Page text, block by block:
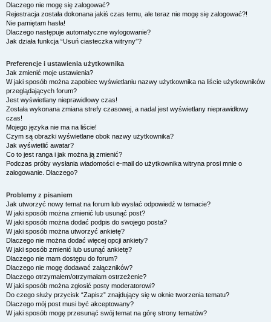
Dlaczego nie mogę się zalogować?
Rejestracja została dokonana jakiś czas temu, ale teraz nie mogę się zalogować?!
Nie pamiętam hasła!
Dlaczego następuje automatyczne wylogowanie?
Jak działa funkcja “Usuń ciasteczka witryny”?
Preferencje i ustawienia użytkownika
Jak zmienić moje ustawienia?
W jaki sposób można zapobiec wyświetlaniu nazwy użytkownika na liście użytkowników
przeglądających forum?
Jest wyświetlany nieprawidłowy czas!
Została wykonana zmiana strefy czasowej, a nadal jest wyświetlany nieprawidłowy
czas!
Mojego języka nie ma na liście!
Czym są obrazki wyświetlane obok nazwy użytkownika?
Jak wyświetlić awatar?
Co to jest ranga i jak można ją zmienić?
Podczas próby wysłania wiadomości e-mail do użytkownika witryna prosi mnie o
zalogowanie. Dlaczego?
Problemy z pisaniem
Jak utworzyć nowy temat na forum lub wysłać odpowiedź w temacie?
W jaki sposób można zmienić lub usunąć post?
W jaki sposób można dodać podpis do swojego posta?
W jaki sposób można utworzyć ankietę?
Dlaczego nie można dodać więcej opcji ankiety?
W jaki sposób zmienić lub usunąć ankietę?
Dlaczego nie mam dostępu do forum?
Dlaczego nie mogę dodawać załączników?
Dlaczego otrzymałem/otrzymałam ostrzeżenie?
W jaki sposób można zgłosić posty moderatorowi?
Do czego służy przycisk “Zapisz” znajdujący się w oknie tworzenia tematu?
Dlaczego mój post musi być akceptowany?
W jaki sposób mogę przesunąć swój temat na górę strony tematów?